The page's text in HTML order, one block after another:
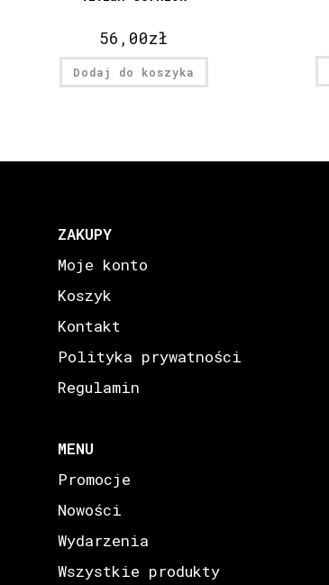
56,00zł
Dodaj do koszyka
ZAKUPY
Moje konto
Koszyk
Kontakt
Polityka prywatności
Regulamin
MENU
Promocje
Nowości
Wydarzenia
Wszystkie produkty